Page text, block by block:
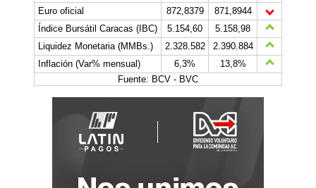
Euro oficial
872,8379
871,8944
Índice Bursátil Caracas (IBC)
5.154,60
5.158,98
Liquidez Monetaria (MMBs.)
2.328.582
2.390.884
Inflación (Var% mensual)
6,3%
13,8%
Fuente: BCV - BVC